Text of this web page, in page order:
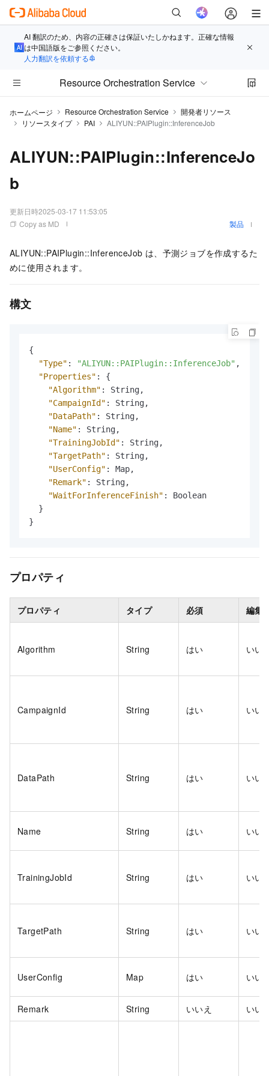
AI 翻訳のため、内容の正確さは保証いたしかねます。正確な情報
は中国語版をご参照ください。
人力翻訳を依頼する
Resource Orchestration Service
ホームページ Resource Orchestration Service
開発者リソース
リソースタイプ
PAI ALIYUN::PAIPlugin::InferenceJob
ALIYUN::PAIPlugin::InferenceJo
b
更新日時2025-03-17 11:53:05
Copy as MD
製品
ALIYUN::PAIPlugin::InferenceJob は、予測ジョブを作成するた
めに使用されます。
構文
{
"Type" : "ALIYUN::PAIPlugin::InferenceJob" ,
"Properties" :
{
"Algorithm" : String,
"CampaignId" : String,
"DataPath" : String,
"Name" : String,
"TrainingJobId" : String,
"TargetPath" : String,
"UserConfig" : Map,
"Remark" : String,
"WaitForInferenceFinish" :
Boolean
}
}
プロパティ
プロパティ タイプ 必須 編集
Algorithm String はい いい
CampaignId String はい いい
DataPath String はい いい
Name String はい いい
TrainingJobId String はい いい
TargetPath String はい いい
UserConfig Map はい いい
Remark String いいえ いい